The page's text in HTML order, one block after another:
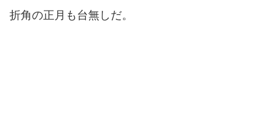
折角の正月も台無しだ。